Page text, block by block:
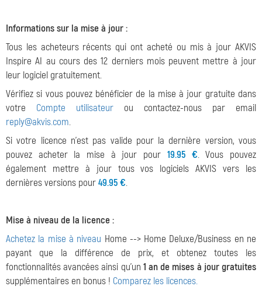
Informations sur la mise à jour :
Tous les acheteurs récents qui ont acheté ou mis à jour AKVIS
Inspire AI au cours des 12 derniers mois peuvent mettre à jour
leur logiciel gratuitement.
Vérifiez si vous pouvez bénéficier de la mise à jour gratuite dans
votre Compte utilisateur ou contactez-nous par email
reply@akvis.com.
Si votre licence n'est pas valide pour la dernière version, vous
pouvez acheter la mise à jour pour 19.95 €. Vous pouvez
également mettre à jour tous vos logiciels AKVIS vers les
dernières versions pour49.95 €.
Mise à niveau de la licence :
Achetez la mise à niveau Home --> Home Deluxe/Business en ne
payant que la différence de prix, et obtenez toutes les
fonctionnalités avancées ainsi qu'un 1 an de mises à jour gratuites
supplémentaires en bonus ! Comparez les licences.